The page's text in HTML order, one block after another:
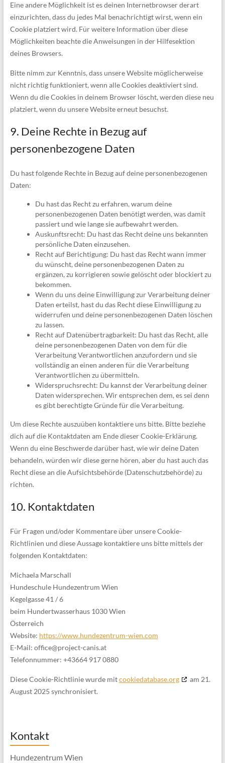
Eine andere Möglichkeit ist es deinen Internetbrowser derart
einzurichten, dass du jedes Mal benachrichtigt wirst, wenn ein
Cookie platziert wird. Für weitere Information über diese
Möglichkeiten beachte die Anweisungen in der Hilfesektion
deines Browsers.
Bitte nimm zur Kenntnis, dass unsere Website möglicherweise
nicht richtig funktioniert, wenn alle Cookies deaktiviert sind.
Wenn du die Cookies in deinem Browser löscht, werden diese neu
platziert, wenn du unsere Website erneut besuchst.
9. Deine Rechte in Bezug auf
personenbezogene Daten
Du hast folgende Rechte in Bezug auf deine personenbezogenen
Daten:
Du hast das Recht zu erfahren, warum deine
personenbezogenen Daten benötigt werden, was damit
passiert und wie lange sie aufbewahrt werden.
Auskunftsrecht: Du hast das Recht deine uns bekannten
persönliche Daten einzusehen.
Recht auf Berichtigung: Du hast das Recht wann immer
du wünscht, deine personenbezogenen Daten zu
ergänzen, zu korrigieren sowie gelöscht oder blockiert zu
bekommen.
Wenn du uns deine Einwilligung zur Verarbeitung deiner
Daten erteilst, hast du das Recht diese Einwilligung zu
widerrufen und deine personenbezogenen Daten löschen
zu lassen.
Recht auf Datenübertragbarkeit: Du hast das Recht, alle
deine personenbezogenen Daten von dem für die
Verarbeitung Verantwortlichen anzufordern und sie
vollständig an einen anderen für die Verarbeitung
Verantwortlichen zu übermitteln.
Widerspruchsrecht: Du kannst der Verarbeitung deiner
Daten widersprechen. Wir entsprechen dem, es sei denn
es gibt berechtigte Gründe für die Verarbeitung.
Um diese Rechte auszuüben kontaktiere uns bitte. Bitte beziehe
dich auf die Kontaktdaten am Ende dieser Cookie-Erklärung.
Wenn du eine Beschwerde darüber hast, wie wir deine Daten
behandeln, würden wir diese gerne hören, aber du hast auch das
Recht diese an die Aufsichtsbehörde (Datenschutzbehörde) zu
richten.
10. Kontaktdaten
Für Fragen und/oder Kommentare über unsere Cookie-
Richtlinien und diese Aussage kontaktiere uns bitte mittels der
folgenden Kontaktdaten:
Michaela Marschall
Hundeschule Hundezentrum Wien
Kegelgasse 41 / 6
beim Hundertwasserhaus 1030 Wien
Österreich
Website: https://www.hundezentrum-wien.com
E-Mail: office@project-canis.at
Telefonnummer: +43664 917 0880
Diese Cookie-Richtlinie wurde mitcookiedatabase.org
am 21.
August 2025 synchronisiert.
Kontakt
Hundezentrum Wien